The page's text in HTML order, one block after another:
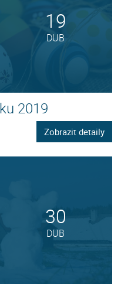
19
DUB
2019
Zobrazit detaily
30
DUB